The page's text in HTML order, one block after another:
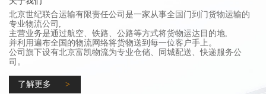
北京世纪联合运输有限责任公司是一家从事全国门到门货物运输的
专业物流公司,
主营业务是通过航空、铁路、公路等方式将货物运达目的地,
并利用遍布全国的物流网络将货物送到每一位客户手上。
公司旗下设有北京富凯物流为专业仓储、同城配送、快递服务公
司。
了解更多